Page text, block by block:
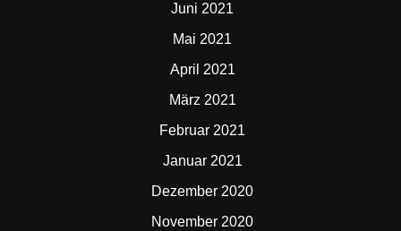
Juni 2021
Mai 2021
April 2021
März 2021
Februar 2021
Januar 2021
Dezember 2020
November 2020